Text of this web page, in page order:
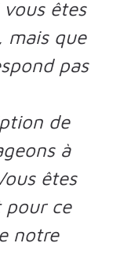
êtes
mais que
pas
de
à
êtes
pour ce
notre